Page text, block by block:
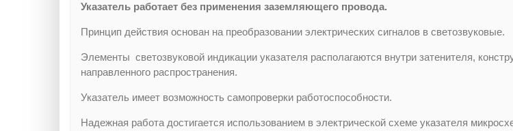
Указатель работает без применения заземляющего провода.
Принцип действия основан на преобразовании электрических сигналов в светозвуковые.
Элементы светозвуковой индикации указателя располагаются внутри затенителя,
направленного распространения.
Указатель имеет возможность самопроверки работоспособности.
Надежная работа достигается использованием в электрической схеме указателя